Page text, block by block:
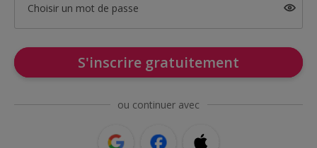
Choisir un mot de passe
S'inscrire gratuitement
ou continuer avec